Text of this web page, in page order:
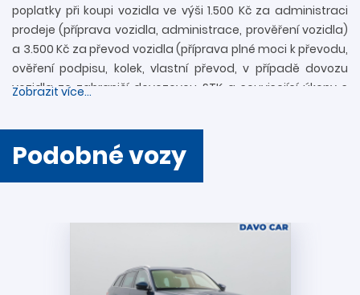
poplatky při koupi vozidla ve výši 1.500 Kč za administraci
prodeje (příprava vozidla, administrace, prověření vozidla)
a 3.500 Kč za převod vozidla (příprava plné moci k převodu,
ověření podpisu, kolek, vlastní převod, v případě dovozu
vozidla ze zahraničí dovozovou STK a související úkony s
prostřednictvím zákaznické linky 739 34 34 34 či přímo v
provozovně. Nejedná se o návrh na uzavření smlouvy
(nabídky) ve smyslu § 1731 a § 1732 zákona č. 89/2012 Sb.,
Občanského zákoníku. Společnost DAVO CAR s.r.o. si
VÝHODNÉ FINANCOVÁNÍ + 2 ROKY ZÁRUKY
Zobrazit více...
Podobné vozy